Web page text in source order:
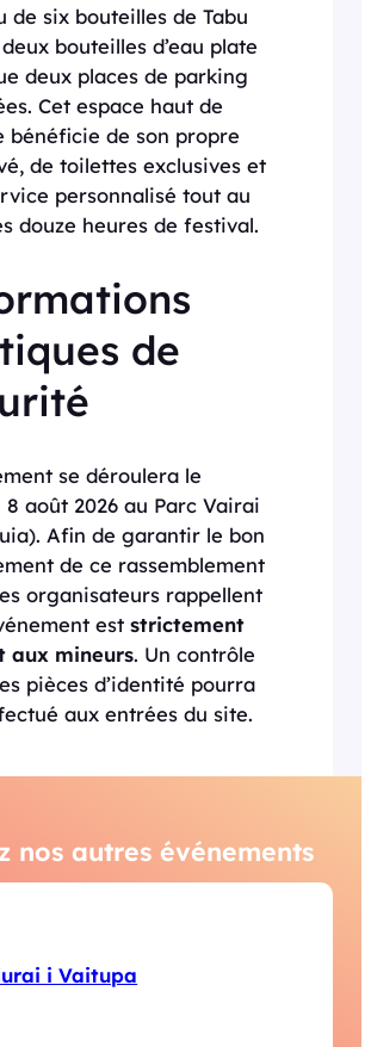
de six bouteilles de Tabu
bouteilles d’eau plate
deux places de parking
Cet espace haut de
bénéficie de son propre
de toilettes exclusives et
personnalisé tout au
douze heures de festival.
de
se déroulera le
8 août 2026 au Parc Vairai
Afin de garantir le bon
de ce rassemblement
organisateurs rappellent
est strictement
aux mineurs. Un contrôle
pièces d’identité pourra
aux entrées du site.
nos autres événements
i Vaitupa